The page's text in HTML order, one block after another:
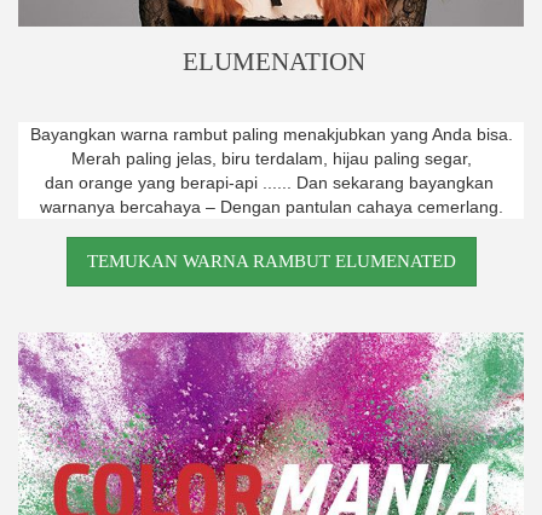
ELUMENATION
Bayangkan warna rambut paling menakjubkan yang Anda bisa.
Merah paling jelas, biru terdalam, hijau paling segar,
dan orange yang berapi-api ...... Dan sekarang bayangkan
warnanya bercahaya – Dengan pantulan cahaya cemerlang.
TEMUKAN WARNA RAMBUT ELUMENATED